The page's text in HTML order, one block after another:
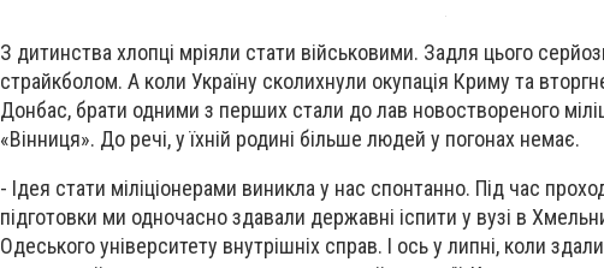
З дитинства хлопці мріяли стати військовими. Задля цього
страйкболом. А коли Україну сколихнули окупація Криму та
Донбас, брати одними з перших стали до лав новоствореного
«Вінниця». До речі, у їхній родині більше людей у погонах немає.
- Ідея стати міліціонерами виникла у нас спонтанно. Під час
підготовки ми одночасно здавали державні іспити у вузі в
Одеського університету внутрішніх справ. І ось у липні, коли